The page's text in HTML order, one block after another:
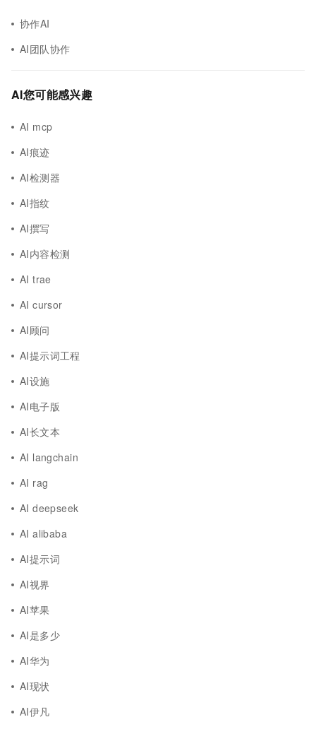
协作AI
AI团队协作
AI您可能感兴趣
AI mcp
AI痕迹
AI检测器
AI指纹
AI撰写
AI内容检测
AI trae
AI cursor
AI顾问
AI提示词工程
AI设施
AI电子版
AI长文本
AI langchain
AI rag
AI deepseek
AI alibaba
AI提示词
AI视界
AI苹果
AI是多少
AI华为
AI现状
AI伊凡